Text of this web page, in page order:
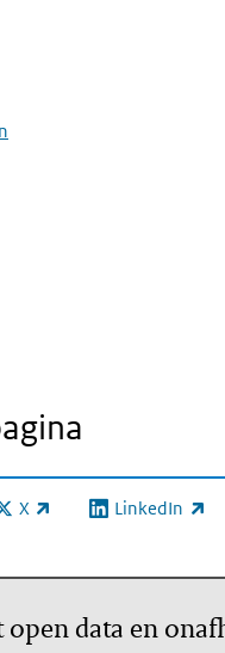
X link) LinkedIn
(externe link)
data en